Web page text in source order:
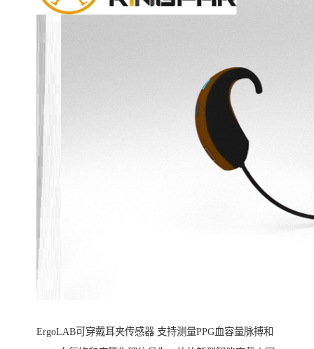
ErgoLAB可穿戴耳夹传感器 支持测量PPG血容量脉搏和